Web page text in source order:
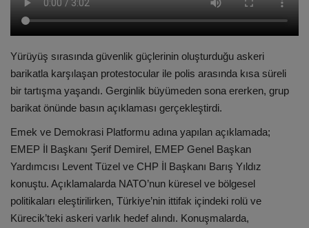
Yürüyüş sırasında güvenlik güçlerinin oluşturduğu askeri
barikatla karşılaşan protestocular ile polis arasında kısa süreli
bir tartışma yaşandı. Gerginlik büyümeden sona ererken, grup
barikat önünde basın açıklaması gerçekleştirdi.
Emek ve Demokrasi Platformu adına yapılan açıklamada;
EMEP İl Başkanı Şerif Demirel, EMEP Genel Başkan
Yardımcısı Levent Tüzel ve CHP İl Başkanı Barış Yıldız
konuştu. Açıklamalarda NATO’nun küresel ve bölgesel
politikaları eleştirilirken, Türkiye’nin ittifak içindeki rolü ve
Kürecik’teki askeri varlık hedef alındı. Konuşmalarda,